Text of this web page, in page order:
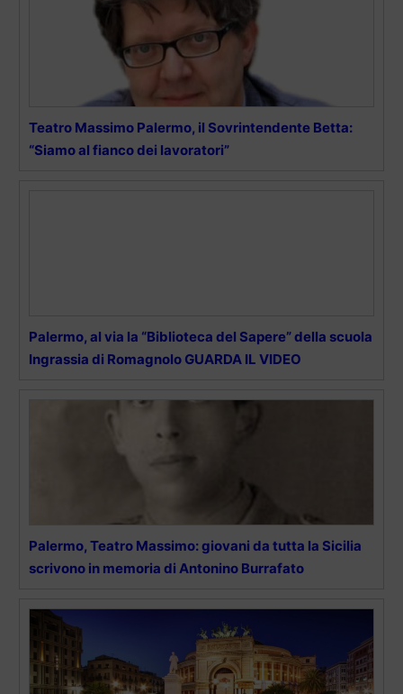
Teatro Massimo Palermo, il Sovrintendente Betta:
“Siamo al fianco dei lavoratori”
Palermo, al via la “Biblioteca del Sapere” della scuola
Ingrassia di Romagnolo GUARDA IL VIDEO
Palermo, Teatro Massimo: giovani da tutta la Sicilia
scrivono in memoria di Antonino Burrafato